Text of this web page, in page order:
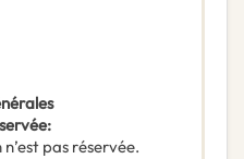
:
pas réservée.